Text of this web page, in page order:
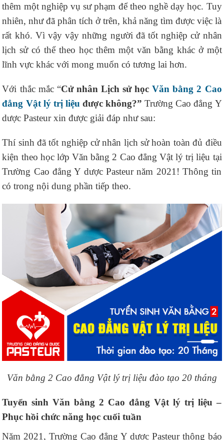
thêm một nghiệp vụ sư phạm để theo nghề dạy học. Tuy
nhiên, như đã phân tích ở trên, khả năng tìm được việc là
rất khó. Vì vậy vậy những người đã tốt nghiệp cử nhân
lịch sử có thể theo học thêm một văn bằng khác ở một
lĩnh vực khác với mong muốn có tương lai hơn.
Với thắc mắc “Cử nhân Lịch sử họcVăn bằng 2 Cao
đẳng Vật lý trị liệu được không?”Trường Cao đẳng Y
dược Pasteur xin được giải đáp như sau:
Thí sinh đã tốt nghiệp cử nhân lịch sử hoàn toàn đủ điều
kiện theo học lớp Văn bằng 2 Cao đẳng Vật lý trị liệu tại
Trường Cao đẳng Y dược Pasteur năm 2021! Thông tin
có trong nội dung phần tiếp theo.
Văn bằng 2 Cao đẳng Vật lý trị liệu đào tạo 20 tháng
Tuyển sinh Văn bằng 2 Cao đẳng Vật lý trị liệu –
Phục hồi chức năng học cuối tuần
Năm 2021, Trường Cao đẳng Y dược Pasteur thông báo